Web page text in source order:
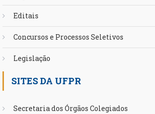
Editais
Concursos e Processos Seletivos
Legislação
SITES DA UFPR
Secretaria dos Órgãos Colegiados